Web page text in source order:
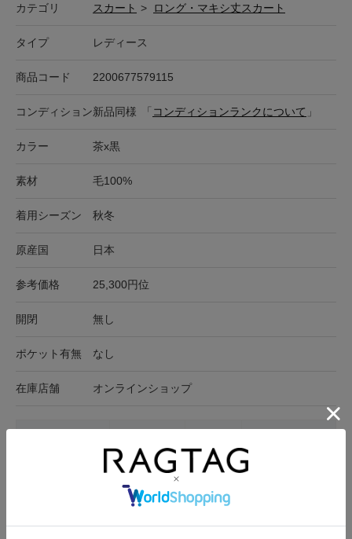
カテゴリ スカート > ロング・マキシ丈スカート
タイプ レディース
商品コード 2200677579115
コンディション新品同様 「 コンディションランクについて 」
カラー 茶x黒
素材 毛100%
着用シーズン 秋冬
原産国 日本
参考価格 25,300円位
開閉 無し
ポケット有無 なし
在庫店舗 オンラインショップ
65cm 74cm
サイズの測り方について